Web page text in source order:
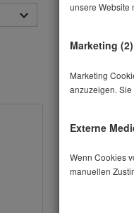
unsere Website
Marketing (2)
Marketing
anzuzeigen.
Externe
Wenn Cookies
manuellen